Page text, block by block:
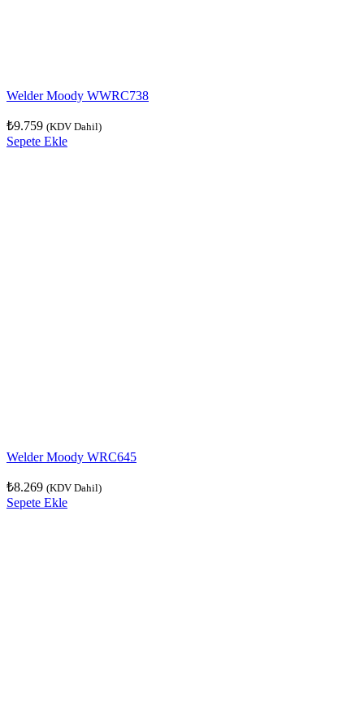
Welder Moody WWRC738
₺9.759 (KDV Dahil)
Sepete Ekle
Welder Moody WRC645
₺8.269 (KDV Dahil)
Sepete Ekle